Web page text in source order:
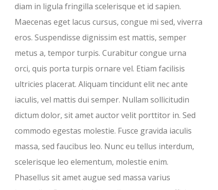
diam in ligula fringilla scelerisque et id sapien.
Maecenas eget lacus cursus, congue mi sed, viverra
eros. Suspendisse dignissim est mattis, semper
metus a, tempor turpis. Curabitur congue urna
orci, quis porta turpis ornare vel. Etiam facilisis
ultricies placerat. Aliquam tincidunt elit nec ante
iaculis, vel mattis dui semper. Nullam sollicitudin
dictum dolor, sit amet auctor velit porttitor in. Sed
commodo egestas molestie. Fusce gravida iaculis
massa, sed faucibus leo. Nunc eu tellus interdum,
scelerisque leo elementum, molestie enim.
Phasellus sit amet augue sed massa varius